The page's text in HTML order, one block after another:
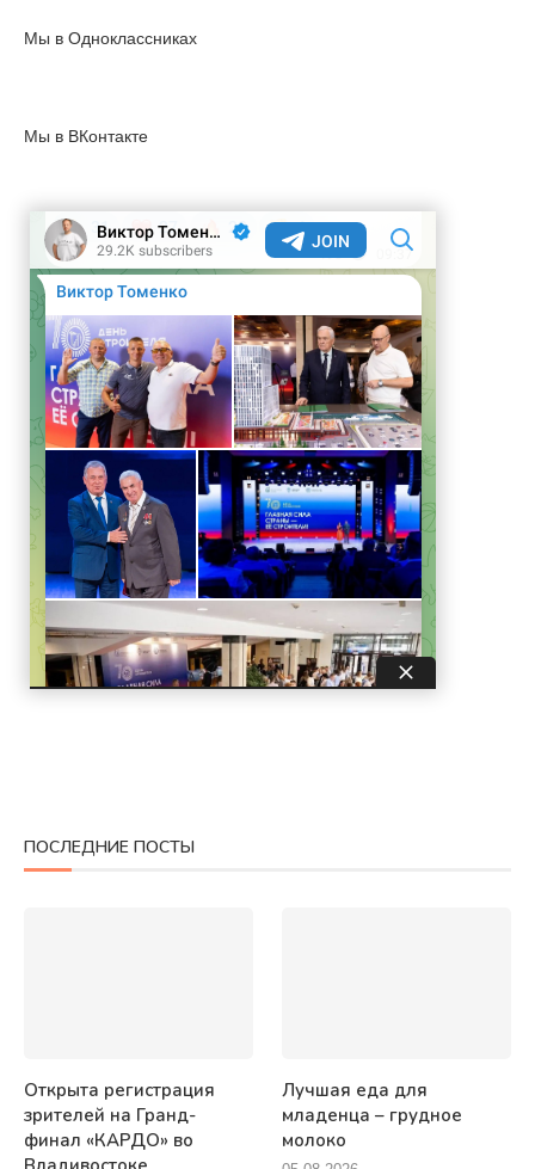
Мы в Одноклассниках
Мы в ВКонтакте
ПОСЛЕДНИЕ ПОСТЫ
Открыта регистрация
зрителей на Гранд-
финал «КАРДО» во
Лучшая еда для
младенца – грудное
молоко